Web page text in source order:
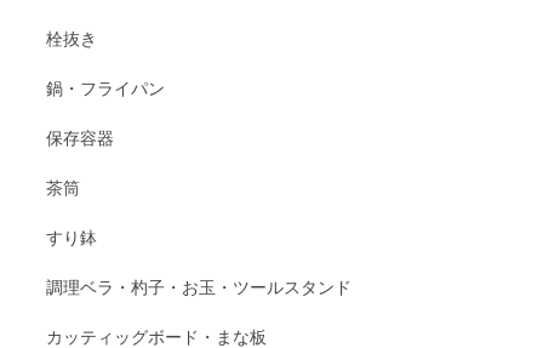
栓抜き
鍋・フライパン
保存容器
茶筒
すり鉢
調理ベラ・杓子・お玉・ツールスタンド
カッティッグボード・まな板